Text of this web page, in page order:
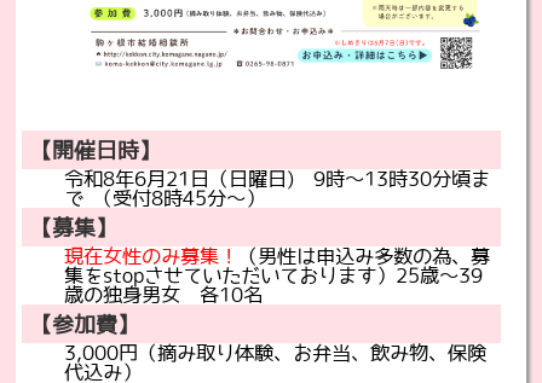
【開催日時】
令和8年6月21日（日曜日) 9時～13時30分頃ま
で （受付8時45分～）
【募集】
現在女性のみ募集！
（男性は申込み多数の為、募
集をstopさせていただいております）25歳～39
歳の独身男女 各10名
【参加費】
3,000円（摘み取り体験、お弁当、飲み物、保険
代込み）